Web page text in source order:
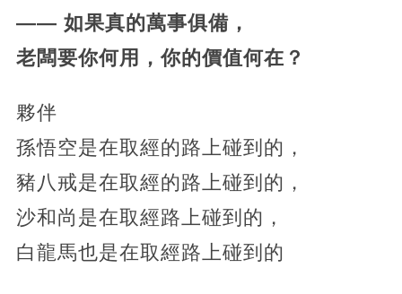
—— 如果真的萬事俱備，
老闆要你何用，你的價值何在？
夥伴
孫悟空是在取經的路上碰到的，
豬八戒是在取經的路上碰到的，
沙和尚是在取經路上碰到的，
白龍馬也是在取經路上碰到的